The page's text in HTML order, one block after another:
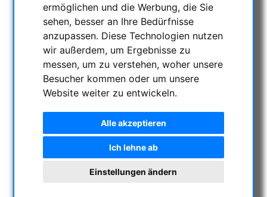
ermöglichen und die Werbung, die Sie
sehen, besser an Ihre Bedürfnisse
anzupassen. Diese Technologien nutzen
wir außerdem, um Ergebnisse zu
messen, um zu verstehen, woher unsere
Besucher kommen oder um unsere
Website weiter zu entwickeln.
Alle akzeptieren
Ich lehne ab
Einstellungen ändern
NACHTSICHTGERÄTE , WÄRMEKAMERAS &
ENTFERNUNGSMESSER
AKTUELLE ANGEBOTE
ASTROPROFESSIONAL TELESCOPES
SECONDHAND & LAGERBESTAND
Lagerliste
Uhren/Lampen:
Einzeloptiken & Bauteile:
Apochromatische Linsen in Fassung, 3-Linser:
Achromatische Refraktoren, opt. Tubus:
Apochromatische Refraktoren, 3-Linser, opt. Tuben: